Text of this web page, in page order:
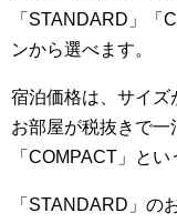
「STANDARD」「
ンから選べます。
宿泊価格は、サイズ
お部屋が税抜きで
「COMPACT」と
「STANDARD」の